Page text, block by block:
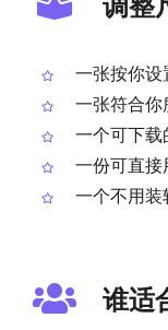
一张按你设
一张符合
一个可下载
一份可直
一个不用装
谁适